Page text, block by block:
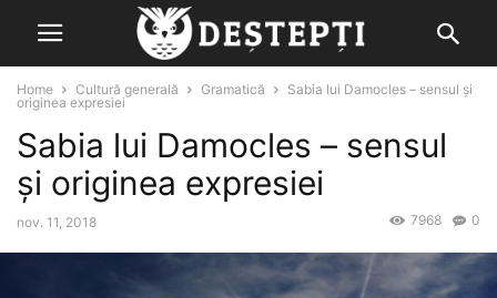
Home Cultură generală Gramatică
Sabia lui Damocles – sensul şi
originea expresiei
Sabia lui Damocles – sensul
şi originea expresiei
nov. 11, 2018 0
7968